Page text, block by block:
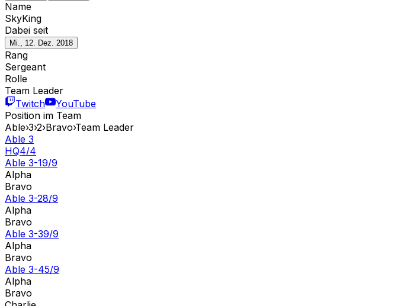
Name
SkyKing
Dabei seit
Mi., 12. Dez. 2018
Rang
Sergeant
Rolle
Team Leader
Twitch
YouTube
Position im Team
Able›3›2›Bravo›Team Leader
Able 3
HQ4/4
Able 3-19/9
Alpha
Bravo
Able 3-28/9
Alpha
Bravo
Able 3-39/9
Alpha
Bravo
Able 3-45/9
Alpha
Bravo